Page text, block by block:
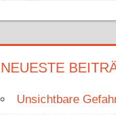
NEUESTE
Unsichtbare